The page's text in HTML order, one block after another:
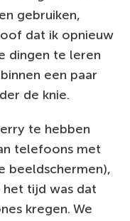
gebruiken,
dat ik opnieuw
dingen te leren
een paar
de knie.
te hebben
telefoons met
beeldschermen),
tijd was dat
kregen. We